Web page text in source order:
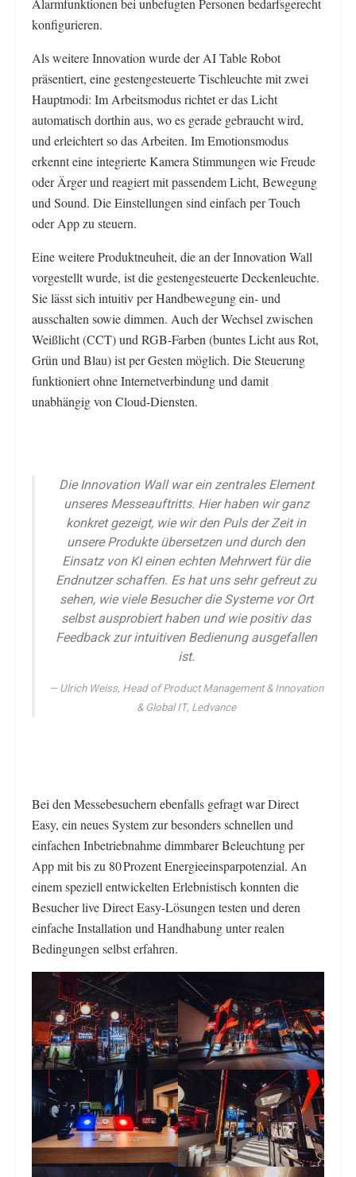
Alarmfunktionen bei unbefugten Personen bedarfsgerecht
konfigurieren.
Als weitere Innovation wurde der AI Table Robot
präsentiert, eine gestengesteuerte Tischleuchte mit zwei
Hauptmodi: Im Arbeitsmodus richtet er das Licht
automatisch dorthin aus, wo es gerade gebraucht wird,
und erleichtert so das Arbeiten. Im Emotionsmodus
erkennt eine integrierte Kamera Stimmungen wie Freude
oder Ärger und reagiert mit passendem Licht, Bewegung
und Sound. Die Einstellungen sind einfach per Touch
oder App zu steuern.
Eine weitere Produktneuheit, die an der Innovation Wall
vorgestellt wurde, ist die gestengesteuerte Deckenleuchte.
Sie lässt sich intuitiv per Handbewegung ein- und
ausschalten sowie dimmen. Auch der Wechsel zwischen
Weißlicht (CCT) und RGB-Farben (buntes Licht aus Rot,
Grün und Blau) ist per Gesten möglich. Die Steuerung
funktioniert ohne Internetverbindung und damit
unabhängig von Cloud-Diensten.
Die Innovation Wall war ein zentrales Element
unseres Messeauftritts. Hier haben wir ganz
konkret gezeigt, wie wir den Puls der Zeit in
unsere Produkte übersetzen und durch den
Einsatz von KI einen echten Mehrwert für die
Endnutzer schaffen. Es hat uns sehr gefreut zu
sehen, wie viele Besucher die Systeme vor Ort
selbst ausprobiert haben und wie positiv das
Feedback zur intuitiven Bedienung ausgefallen
ist.
Ulrich Weiss, Head of Product Management & Innovation
& Global IT, Ledvance
Bei den Messebesuchern ebenfalls gefragt war Direct
Easy, ein neues System zur besonders schnellen und
einfachen Inbetriebnahme dimmbarer Beleuchtung per
App mit bis zu 80 Prozent Energieeinsparpotenzial. An
einem speziell entwickelten Erlebnistisch konnten die
Besucher live Direct Easy-Lösungen testen und deren
einfache Installation und Handhabung unter realen
Bedingungen selbst erfahren.